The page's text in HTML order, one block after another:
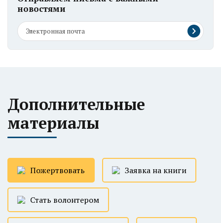
новостями
Дополнительные
материалы
Пожертвовать Заявка на книги
Стать волонтером